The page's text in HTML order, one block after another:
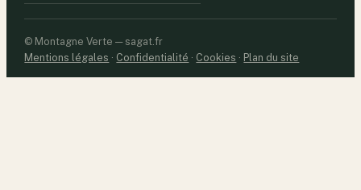
© Montagne Verte — sagat.fr
Mentions légales · Confidentialité · Cookies · Plan du site